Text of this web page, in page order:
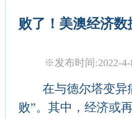
败了！美澳经济
※发布时间:2022-
在与德尔塔变异
败”。其中，经济或